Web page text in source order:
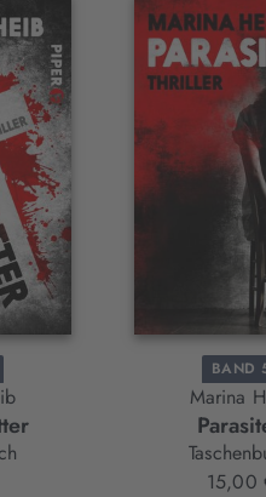
BAND
Marina
15,00